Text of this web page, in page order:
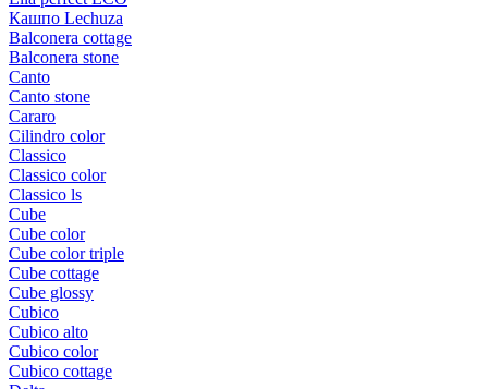
Кашпо Lechuza
Balconera cottage
Balconera stone
Canto
Canto stone
Cararo
Cilindro color
Classico
Classico color
Classico ls
Cube
Cube color
Cube color triple
Cube cottage
Cube glossy
Cubico
Cubico alto
Cubico color
Cubico cottage